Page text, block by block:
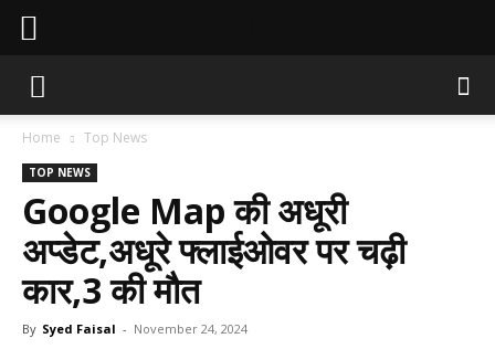
Home Top News
TOP NEWS
Google Map की अधूरी
अप्डेट,अधूरे फ्लाईओवर पर चढ़ी
कार,3 की मौत
By Syed Faisal - November 24, 2024